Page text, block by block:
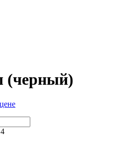
(черный)
4